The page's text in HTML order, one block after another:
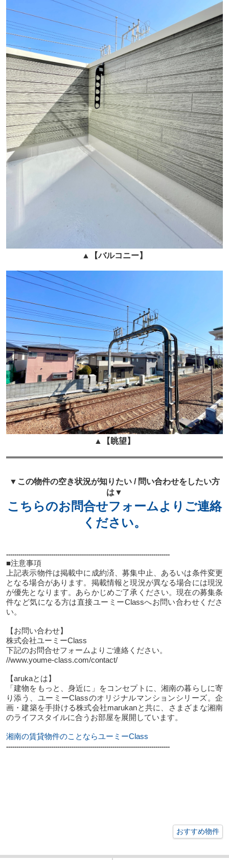
▲ 【バルコニー】
▲ 【眺望】
▼この物件の空き状況が知りたい / 問い合わせをしたい方
は▼
こちらのお問合せフォームよりご連絡
ください。
--------------------------------------------------------------------------------
■注意事項
上記表示物件は掲載中に成約済、募集中止、あるいは条件変更
となる場合があります。掲載情報と現況が異なる場合には現況
が優先となります。あらかじめご了承ください。現在の募集条
件など気になる方は直接ユーミーClassへお問い合わせくださ
い。
【お問い合わせ】
株式会社ユーミーClass
下記のお問合せフォームよりご連絡ください。
//www.youme-class.com/contact/
【arukaとは】
「建物をもっと、身近に」をコンセプトに、湘南の暮らしに寄
り添う、ユーミーClassのオリジナルマンションシリーズ。企
画・建築を手掛ける株式会社marukanと共に、さまざまな湘南
のライフスタイルに合うお部屋を展開しています。
湘南の賃貸物件のことならユーミーClass
--------------------------------------------------------------------------------
おすすめ物件